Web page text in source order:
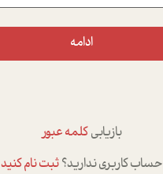
ادامه
بازیابیکلمه عبور
حساب کاربری ندارید؟ثبت نام کنید